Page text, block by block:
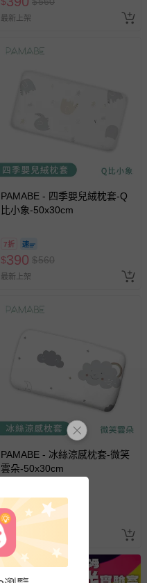
最新上架
PAMABE - 四季嬰兒絨枕套-Q
比小象-50x30cm
7折
$390 $560
最新上架
PAMABE - 冰絲涼感枕套-微笑
雲朵-50x30cm
$390 560
已售出 3